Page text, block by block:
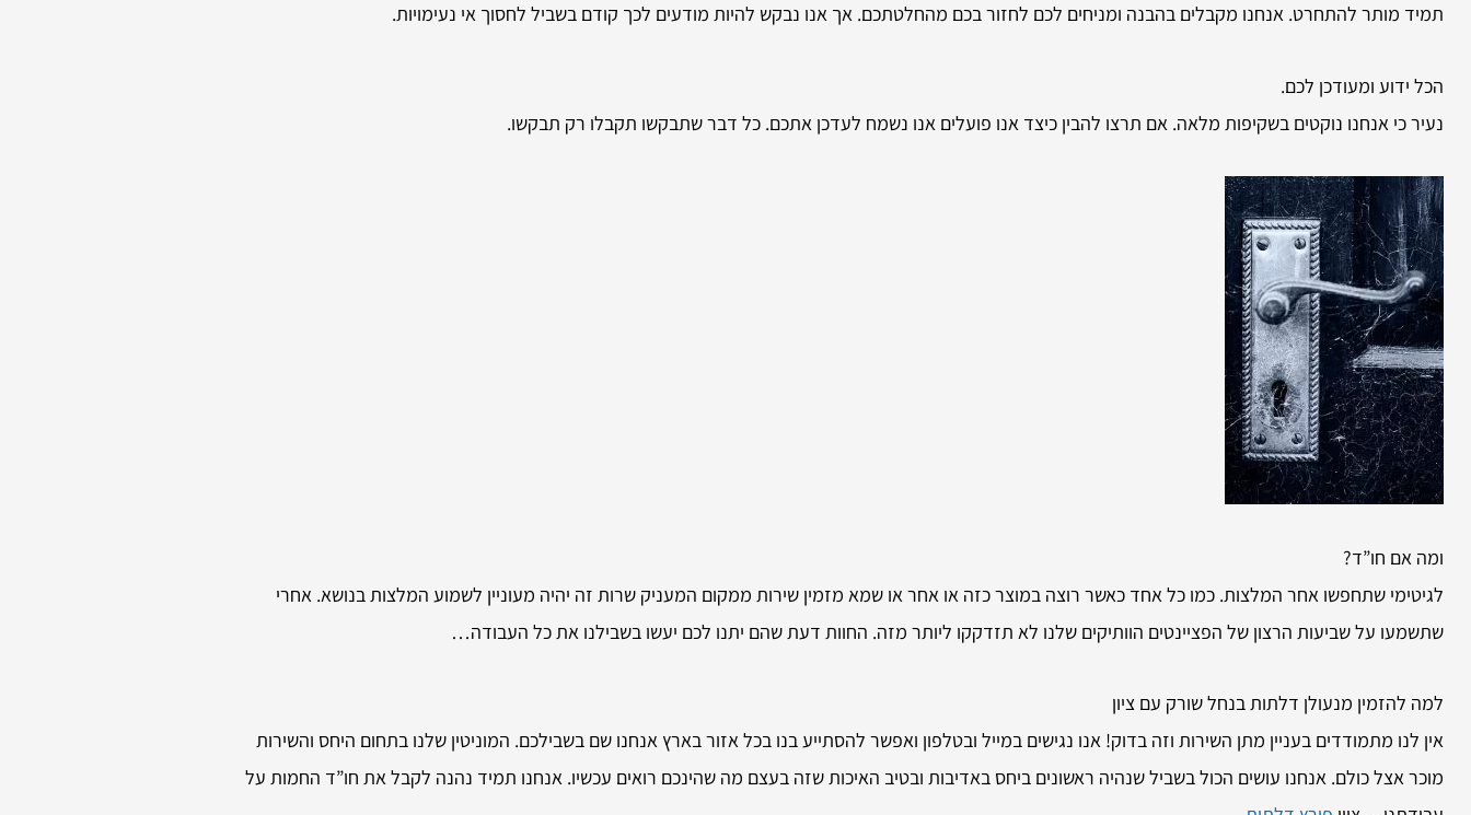
תמיד מותר להתחרט. אנחנו מקבלים בהבנה ומניחים לכם לחזור בכם מהחלטתכם. אך אנו נבקש להיות מודעים לכך קודם בשביל לחסוך אי נעימויות.
הכל ידוע ומעודכן לכם.
נעיר כי אנחנו נוקטים בשקיפות מלאה. אם תרצו להבין כיצד אנו פועלים אנו נשמח לעדכן אתכם. כל דבר שתבקשו תקבלו רק תבקשו.
ומה אם חו”ד?
לגיטימי שתחפשו אחר המלצות. כמו כל אחד כאשר רוצה במוצר כזה או אחר או שמא מזמין שירות ממקום המעניק שרות זה יהיה מעוניין לשמוע המלצות בנושא. אחרי
שתשמעו על שביעות הרצון של הפציינטים הוותיקים שלנו לא תזדקקו ליותר מזה. החוות דעת שהם יתנו לכם יעשו בשבילנו את כל העבודה…
למה להזמין מנעולן דלתות בנחל שורק עם ציון
אין לנו מתמודדים בעניין מתן השירות וזה בדוק! אנו נגישים במייל ובטלפון ואפשר להסתייע בנו בכל אזור בארץ אנחנו שם בשבילכם. המוניטין שלנו בתחום היחס והשירות
מוכר אצל כולם. אנחנו עושים הכול בשביל שנהיה ראשונים ביחס באדיבות ובטיב האיכות שזה בעצם מה שהינכם רואים עכשיו. אנחנו תמיד נהנה לקבל את חו”ד החמות על